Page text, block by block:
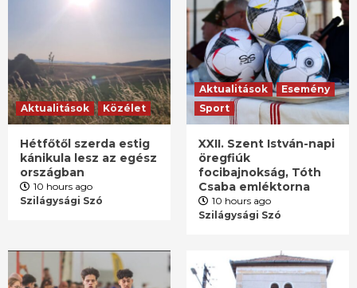
Aktualitások Közélet
Hétfőtől szerda estig
kánikula lesz az egész
országban
10 hours ago
Szilágysági Szó
Aktualitások
Esemény
Sport
XXII. Szent István-napi
öregfiúk
focibajnokság, Tóth
Csaba emléktorna
10 hours ago
Szilágysági Szó